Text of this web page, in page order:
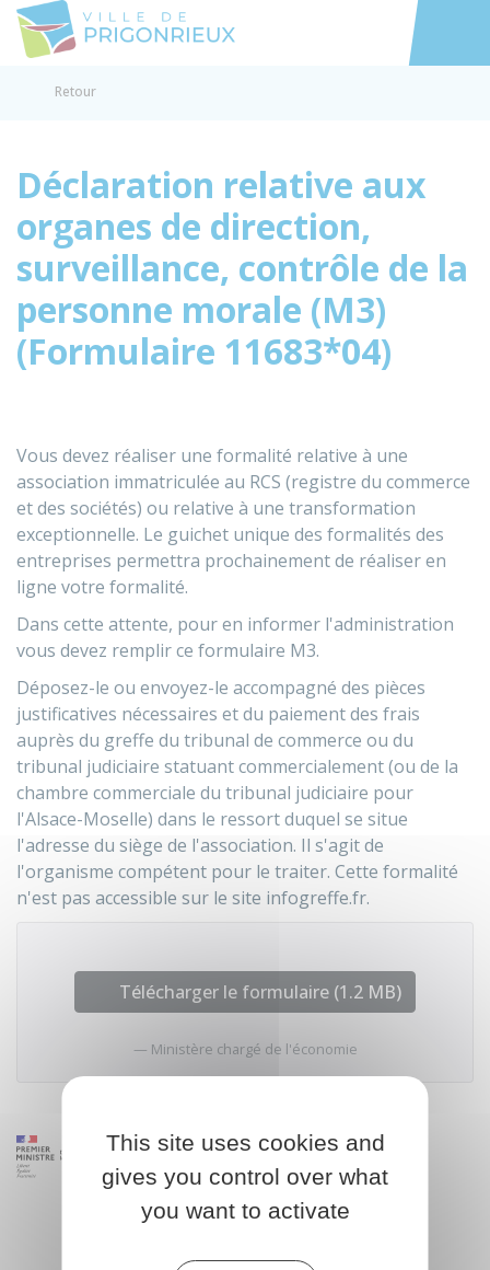
Accéder
Retour
Déclaration relative aux
organes de direction,
surveillance, contrôle de la
personne morale (M3)
(Formulaire 11683*04)
Vous devez réaliser une formalité relative à une
association immatriculée au RCS (registre du commerce
et des sociétés) ou relative à une transformation
exceptionnelle. Le guichet unique des formalités des
entreprises permettra prochainement de réaliser en
ligne votre formalité.
Dans cette attente, pour en informer l'administration
vous devez remplir ce formulaire M3.
Déposez-le ou envoyez-le accompagné des pièces
justificatives nécessaires et du paiement des frais
auprès du greffe du tribunal de commerce ou du
tribunal judiciaire statuant commercialement (ou de la
chambre commerciale du tribunal judiciaire pour
l'Alsace-Moselle) dans le ressort duquel se situe
l'adresse du siège de l'association. Il s'agit de
l'organisme compétent pour le traiter. Cette formalité
n'est pas accessible sur le site infogreffe.fr.
Télécharger le formulaire (1.2 MB)
Ministère chargé de l'économie
This site uses cookies and
gives you control over what
you want to activate